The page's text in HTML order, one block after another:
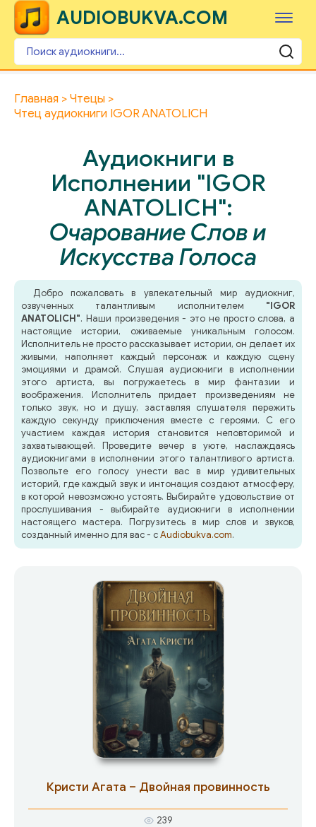
AUDIOBUKVA.COM
Главная
Чтецы
Чтец аудиокниги IGOR ANATOLICH
Аудиокниги в
Исполнении "IGOR
ANATOLICH":
Очарование Слов и
Искусства Голоса
Добро пожаловать в увлекательный мир аудиокниг,
озвученных талантливым исполнителем "IGOR
ANATOLICH". Наши произведения - это не просто слова, а
настоящие истории, оживаемые уникальным голосом.
Исполнитель не просто рассказывает истории, он делает их
живыми, наполняет каждый персонаж и каждую сцену
эмоциями и драмой. Слушая аудиокниги в исполнении
этого артиста, вы погружаетесь в мир фантазии и
воображения. Исполнитель придает произведениям не
только звук, но и душу, заставляя слушателя пережить
каждую секунду приключения вместе с героями. С его
участием каждая история становится неповторимой и
захватывающей. Проведите вечер в уюте, наслаждаясь
аудиокнигами в исполнении этого талантливого артиста.
Позвольте его голосу унести вас в мир удивительных
историй, где каждый звук и интонация создают атмосферу,
в которой невозможно устоять. Выбирайте удовольствие от
прослушивания - выбирайте аудиокниги в исполнении
настоящего мастера. Погрузитесь в мир слов и звуков,
созданный именно для вас - сAudiobukva.com.
Кристи Агата – Двойная провинность
239